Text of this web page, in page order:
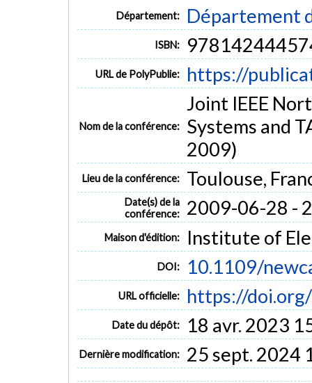
Département: Département
ISBN:
URL de PolyPublie: https://
Nom de la conférence:
Joint IEEE
Systems and
2009)
Lieu de la conférence: Toulouse,
Date(s) de la
conférence:
2009-06-28 -
Maison d'édition: Institute of
DOI: 10.1109/
URL officielle: https://
Date du dépôt: 18 avr. 2023
Dernière modification: 25 sept. 2024